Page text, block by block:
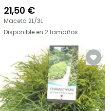
21,50 €
Maceta 2L/3L
Disponible en 2 tamaños